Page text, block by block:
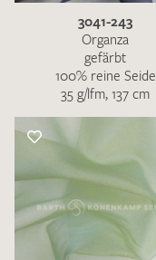
3041-243
Organza
gefärbt
100% reine Seide
35 g/lfm, 137 cm